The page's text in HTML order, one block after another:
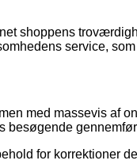
shoppens
service,
med massevis af
besøgende
for korrektioner